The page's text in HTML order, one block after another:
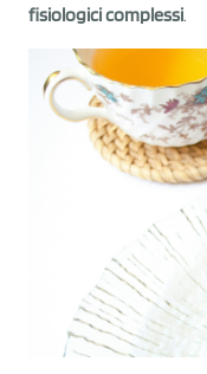
fisiologici complessi.